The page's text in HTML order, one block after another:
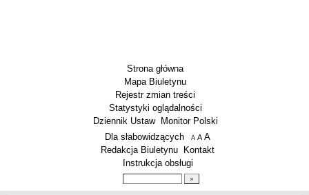
Strona główna
Mapa Biuletynu
Rejestr zmian treści
Statystyki oglądalności
Dziennik Ustaw
Monitor Polski
Menu dodatkowe
Dla słabowidzących A pomniejsz czcionkę
A standardowy rozmiar czcionki
A
Redakcja Biuletynu
Kontakt
Instrukcja obsługi